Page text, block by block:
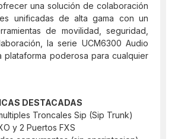
una solución de colaboración
unificadas de alta gama con un
de movilidad, seguridad,
la serie UCM6300 Audio
plataforma poderosa para cualquier
DESTACADAS
Troncales Sip (Sip Trunk)
y 2 Puertos FXS